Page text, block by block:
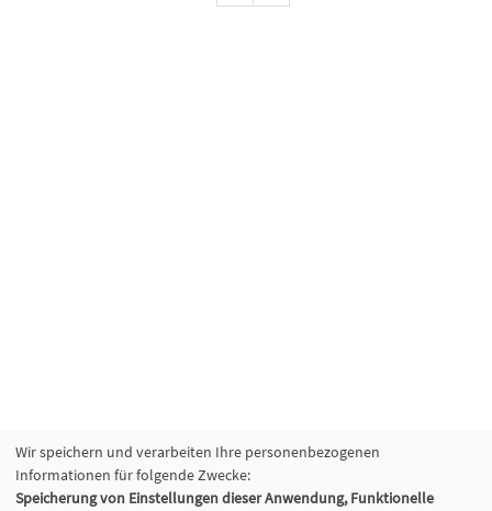
Wir speichern und verarbeiten Ihre personenbezogenen
Informationen für folgende Zwecke:
Speicherung von Einstellungen dieser Anwendung, Funktionelle